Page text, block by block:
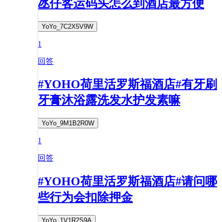
氹仔客运码头怎么到酒店最方便
YoYo_7C2X5V9W
1
回答
#YOHO荷里活罗斯福酒店#有牙刷
牙膏沐浴露洗发水护发素嘛
YoYo_9M1B2R0W
1
回答
#YOHO荷里活罗斯福酒店#请问哪
些行为会扣除押金
YoYo_1V1R2S9A